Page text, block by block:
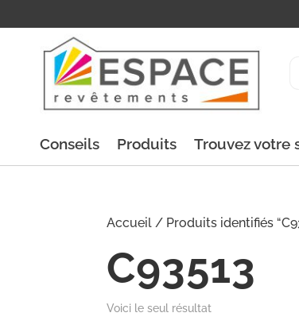
Conseils Produits Trouvez votre
Accueil / Produits identifiés
C93513
Voici le seul résultat